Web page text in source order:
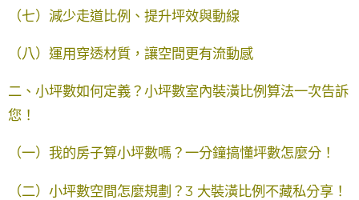
（七）減少走道比例、提升坪效與動線
（八）運用穿透材質，讓空間更有流動感
二、小坪數如何定義？小坪數室內裝潢比例算法一次告訴
您！
（一）我的房子算小坪數嗎？一分鐘搞懂坪數怎麼分！
（二）小坪數空間怎麼規劃？3 大裝潢比例不藏私分享！